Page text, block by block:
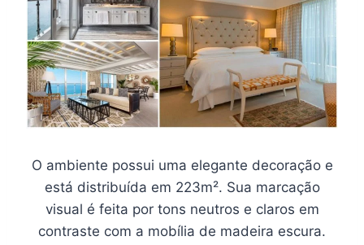
O ambiente possui uma elegante decoração e
está distribuída em 223m². Sua marcação
visual é feita por tons neutros e claros em
contraste com a mobília de madeira escura.